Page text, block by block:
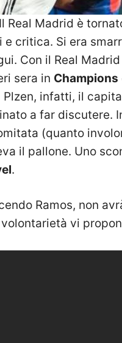
Real Madrid è
critica. Si era
Con il Real
sera in Champions
infatti, il
a far discutere.
(quanto
il pallone. Uno
.
Ramos, non
vi